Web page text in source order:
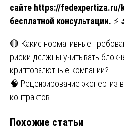
сайте https://fedexpertiza.ru/
бесплатной консультации.
Навигация
по
записям
🔴 Какие нормативные
риски должны учитывать
криптовалютные компании?
🧠 Рецензирование экспертиз
контрактов
Похожие статьи